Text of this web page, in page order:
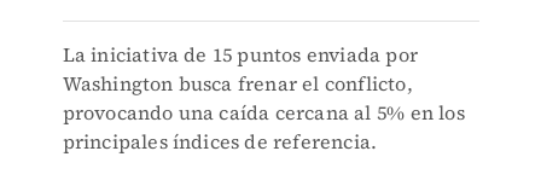
La iniciativa de 15 puntos enviada por
Washington busca frenar el conflicto,
provocando una caída cercana al 5% en los
principales índices de referencia.